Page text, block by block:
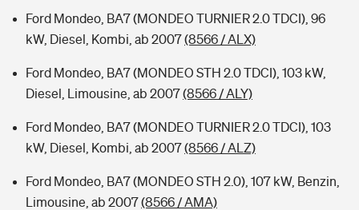
Ford Mondeo, BA7 (MONDEO TURNIER 2.0 TDCI), 96
kW, Diesel, Kombi, ab 2007(8566 / ALX)
Ford Mondeo, BA7 (MONDEO STH 2.0 TDCI), 103 kW,
Diesel, Limousine, ab 2007(8566 / ALY)
Ford Mondeo, BA7 (MONDEO TURNIER 2.0 TDCI), 103
kW, Diesel, Kombi, ab 2007(8566 / ALZ)
Ford Mondeo, BA7 (MONDEO STH 2.0), 107 kW, Benzin,
Limousine, ab 2007(8566 / AMA)